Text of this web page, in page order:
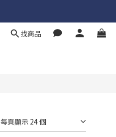
找商品
每頁顯示 24 個